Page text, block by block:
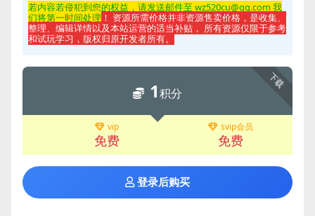
若内容若侵犯到您的权益，请发送邮件至 wz520cu@qq.com 我
们将第一时间处理 ！ 资源所需价格并非资源售卖价格，是收集、
整理、编辑详情以及本站运营的适当补贴， 所有资源仅限于参考
和试玩学习，版权归原开发者所有。
下载
1积分
vip
免费
svip会员
免费
登录后购买